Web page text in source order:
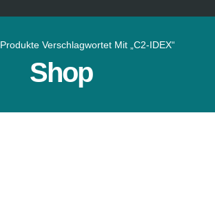
Produkte Verschlagwortet Mit „C2-IDEX“
Shop